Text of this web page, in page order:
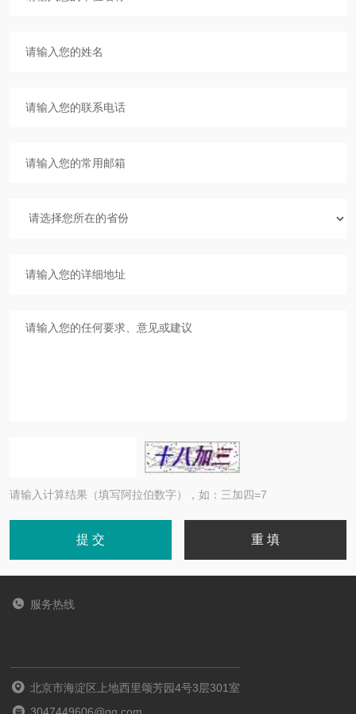
请输入计算结果（填写阿拉伯数字），如：三加四=7
服务热线
北京市海淀区上地西里颂芳园4号3层301室